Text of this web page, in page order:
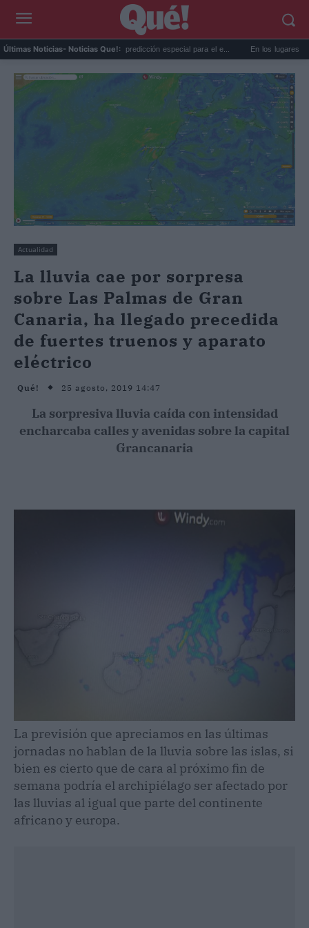
Últimas Noticias- Noticias Que!:
La AEMET prepara una predicción especial para el e... En los lugares más
Actualidad
La lluvia cae por sorpresa
sobre Las Palmas de Gran
Canaria, ha llegado precedida
de fuertes truenos y aparato
eléctrico
Qué! 25 agosto, 2019 14:47
La sorpresiva lluvia caída con intensidad
encharcaba calles y avenidas sobre la capital
Grancanaria
La previsión que apreciamos en las últimas
jornadas no hablan de la lluvia sobre las islas, si
bien es cierto que de cara al próximo fin de
semana podría el archipiélago ser afectado por
las lluvias al igual que parte del continente
africano y europa.